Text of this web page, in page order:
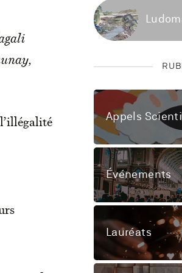
Appels
Événements
Lauréats